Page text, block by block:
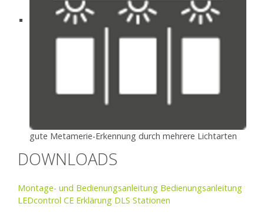
gute Metamerie-Erkennung durch mehrere Lichtarten
DOWNLOADS
Montage- und Bedienungsanleitung Bedienungsanleitung
LEDcontrol CE Erklärung DLS Stationen